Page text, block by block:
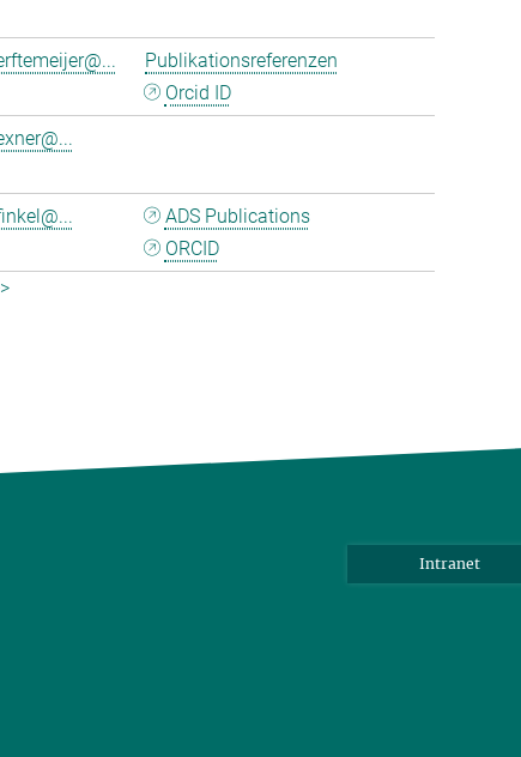
Publikationsreferenzen
Orcid ID
ADS Publications
ORCID
Intranet